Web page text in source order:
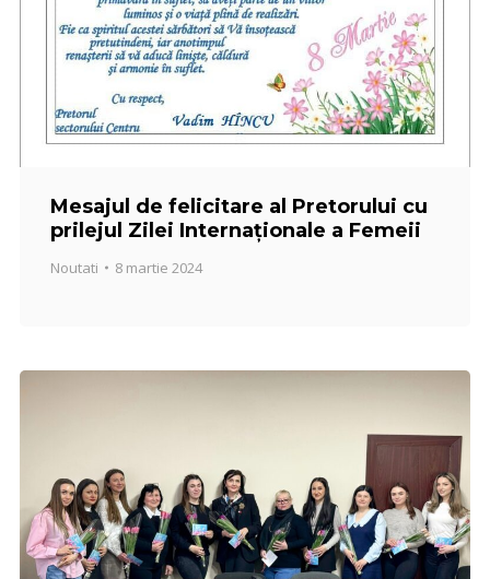
Mesajul de felicitare al Pretorului cu
prilejul Zilei Internaționale a Femeii
Noutati 8 martie 2024